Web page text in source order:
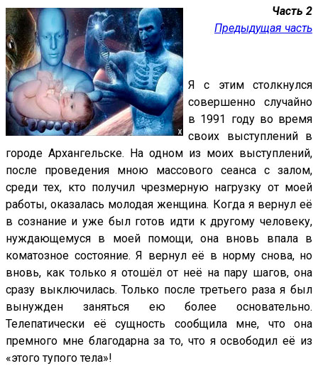
Часть 2
Предыдущая часть
Я с этим столкнулся
совершенно случайно
в 1991 году во время
своих выступлений в
городе Архангельске. На одном из моих выступлений,
после проведения мною массового сеанса с залом,
среди тех, кто получил чрезмерную нагрузку от моей
работы, оказалась молодая женщина. Когда я вернул её
в сознание и уже был готов идти к другому человеку,
нуждающемуся в моей помощи, она вновь впала в
коматозное состояние. Я вернул её в норму снова, но
вновь, как только я отошёл от неё на пару шагов, она
сразу выключилась. Только после третьего раза я был
вынужден заняться ею более основательно.
Телепатически её сущность сообщила мне, что она
премного мне благодарна за то, что я освободил её из
«этого тупого тела»!